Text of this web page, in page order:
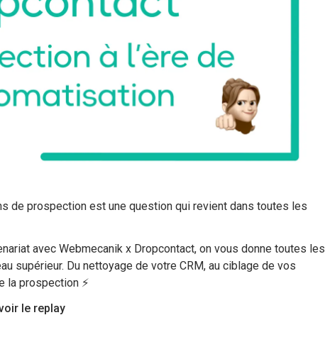
de prospection est une question qui revient dans toutes les
avec Webmecanik x Dropcontact, on vous donne toutes les
supérieur. Du nettoyage de votre CRM, au ciblage de vos
la prospection ⚡️
le replay